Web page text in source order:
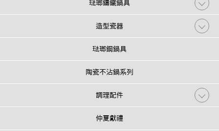
琺瑯鑄鐵鍋具
造型瓷器
琺瑯鋼鍋具
陶瓷不沾鍋系列
調理配件
仲夏獻禮